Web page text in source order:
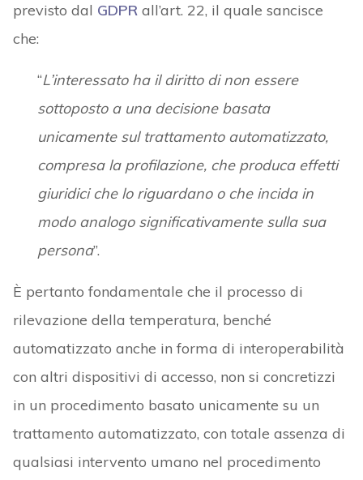
previsto dal GDPRall’art. 22, il quale sancisce
che:
“L’interessato ha il diritto di non essere
sottoposto a una decisione basata
unicamente sul trattamento automatizzato,
compresa la profilazione, che produca effetti
giuridici che lo riguardano o che incida in
modo analogo significativamente sulla sua
persona”.
È pertanto fondamentale che il processo di
rilevazione della temperatura, benché
automatizzato anche in forma di interoperabilità
con altri dispositivi di accesso, non si concretizzi
in un procedimento basato unicamente su un
trattamento automatizzato, con totale assenza di
qualsiasi intervento umano nel procedimento